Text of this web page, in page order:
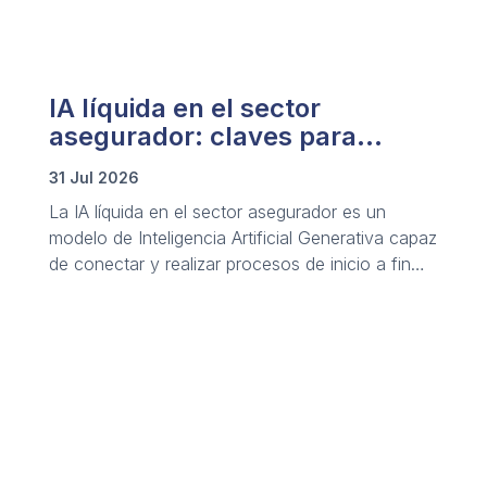
IA líquida en el sector
asegurador: claves para
conocer y trazar su aplicación
31 Jul 2026
La IA líquida en el sector asegurador es un
modelo de Inteligencia Artificial Generativa capaz
de conectar y realizar procesos de inicio a fin